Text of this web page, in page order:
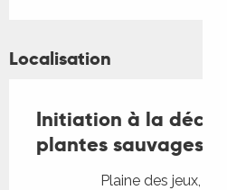
Localisation
Initiation à la
plantes sauvages
Plaine des jeux,